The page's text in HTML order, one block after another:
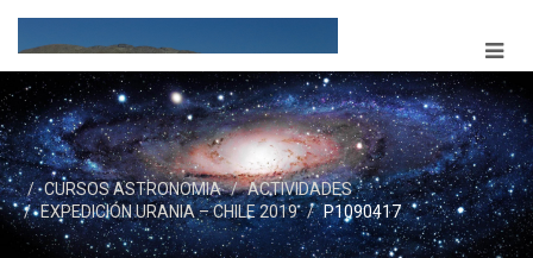
CURSOS ASTRONOMIA
ACTIVIDADES
EXPEDICIÓN URANIA – CHILE 2019
P1090417